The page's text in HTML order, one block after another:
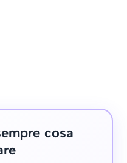
cosa